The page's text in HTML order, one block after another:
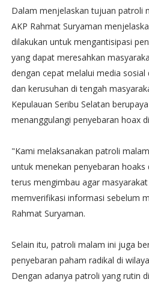
Dalam menjelaskan tujuan patroli
AKP Rahmat Suryaman
dilakukan untuk mengantisipasi
yang dapat meresahkan
dengan cepat melalui media
dan kerusuhan di tengah
Kepulauan Seribu Selatan
menanggulangi penyebaran hoax
"Kami melaksanakan patroli
untuk menekan penyebaran hoaks
terus mengimbau agar
memverifikasi informasi sebelum
Rahmat Suryaman.
Selain itu, patroli malam ini juga
penyebaran paham radikal di
Dengan adanya patroli yang rutin